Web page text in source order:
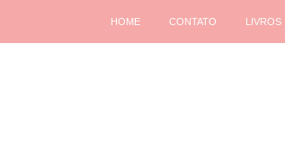
HOME CONTATO LIVROS